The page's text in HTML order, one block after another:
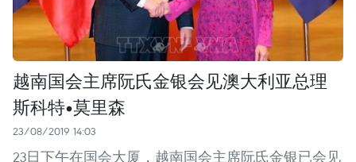
越南国会主席阮氏金银会见澳大利亚总理
斯科特•莫里森
23/08/2019 14:03
23日下午在国会大厦，越南国会主席阮氏金银已会见